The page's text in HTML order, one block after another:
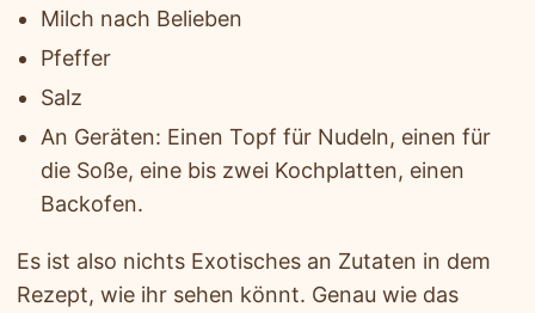
Milch nach Belieben
Pfeffer
Salz
An Geräten: Einen Topf für Nudeln, einen für
die Soße, eine bis zwei Kochplatten, einen
Backofen.
Es ist also nichts Exotisches an Zutaten in dem
Rezept, wie ihr sehen könnt. Genau wie das